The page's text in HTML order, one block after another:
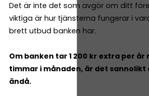
Det är inte det som avgör om ditt
viktiga är hur tjänsterna fungerar i
brett utbud banken har.
Om banken tar 1 200 kr extra per år
timmar i månaden, är det
ändå.